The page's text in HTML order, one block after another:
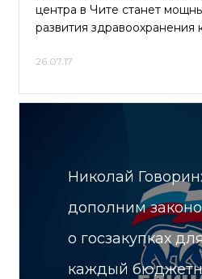
центра в Чите станет
развития здравоохранения
26.07.17
Николай
дополним
о госзакупках
каждый